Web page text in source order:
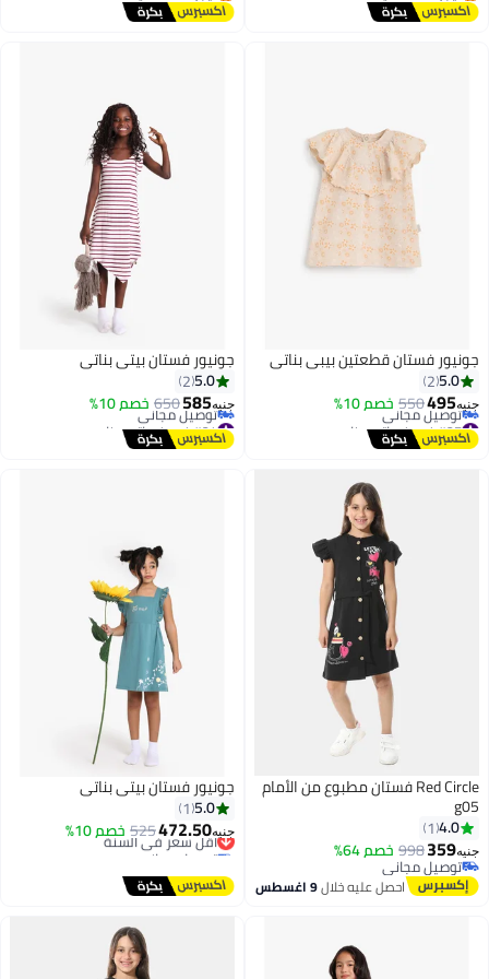
#7 في فساتين بنات #34 في فساتين بنات
جونيور فستان قطعتين بيبي بناتي
5.0
2
جنيه495
550 خصم 10%
#27 في فساتين بنات
أقل سعر في السنة
توصيل مجاني
جونيور فستان بيتي بناتي
5.0
2
جنيه585
650 خصم 10%
#24 في فساتين بنات
أقل سعر في السنة
توصيل مجاني
Red Circle فستان مطبوع من الأمام
g05
4.0
1
جنيه359
998 خصم 64%
توصيل مجاني
توصيل مجانياحصل عليه خلال9 اغسطس
جونيور فستان بيتي بناتي
5.0
1
جنيه472.50
525 خصم 10%
أقل سعر في السنة
توصيل مجاني
أقل سعر في السنة